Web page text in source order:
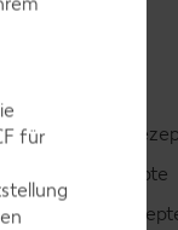
Smoothie-
Bowle-Rezepte
Cocktail-
für